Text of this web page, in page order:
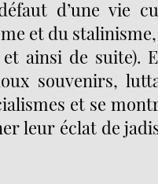
d’une vie
et du
ainsi de suite).
souvenirs,
et se
leur éclat de